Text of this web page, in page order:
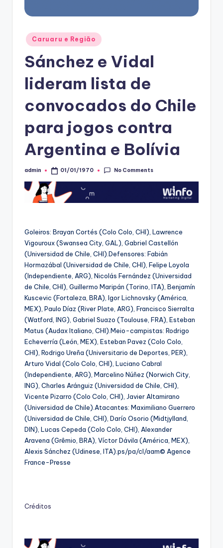
Posted
in
Caruaru e Região
Sánchez e Vidal
lideram lista de
convocados do Chile
para jogos contra
Argentina e Bolívia
Posted
admin 01/01/1970 No Comments
Goleiros: Brayan Cortés (Colo Colo, CHI), Lawrence
Vigouroux (Swansea City, GAL), Gabriel Castellón
(Universidad de Chile, CHI).Defensores: Fabián
Hormazábal (Universidad de Chile, CHI), Felipe Loyola
(Independiente, ARG), Nicolás Fernández (Universidad
de Chile, CHI), Guillermo Maripán (Torino, ITA), Benjamín
Kuscevic (Fortaleza, BRA), Igor Lichnovsky (América,
MEX), Paulo Díaz (River Plate, ARG), Francisco Sierralta
(Watford, ING), Gabriel Suazo (Toulouse, FRA), Esteban
Matus (Audax Italiano, CHI).Meio-campistas: Rodrigo
Echeverría (León, MEX), Esteban Pavez (Colo Colo,
CHI), Rodrigo Ureña (Universitario de Deportes, PER),
Arturo Vidal (Colo Colo, CHI), Luciano Cabral
(Independiente, ARG), Marcelino Núñez (Norwich City,
ING), Charles Aránguiz (Universidad de Chile, CHI),
Vicente Pizarro (Colo Colo, CHI), Javier Altamirano
(Universidad de Chile).Atacantes: Maximiliano Guerrero
(Universidad de Chile, CHI), Darío Osorio (Midtjylland,
DIN), Lucas Cepeda (Colo Colo, CHI), Alexander
Aravena (Grêmio, BRA), Víctor Dávila (América, MEX),
Alexis Sánchez (Udinese, ITA).ps/pa/cl/aam© Agence
France-Presse
Créditos